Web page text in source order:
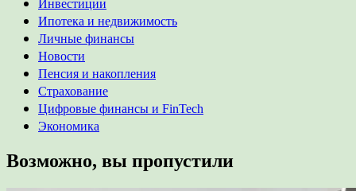
Инвестиции
Ипотека и недвижимость
Личные финансы
Новости
Пенсия и накопления
Страхование
Цифровые финансы и FinTech
Экономика
Возможно, вы пропустили